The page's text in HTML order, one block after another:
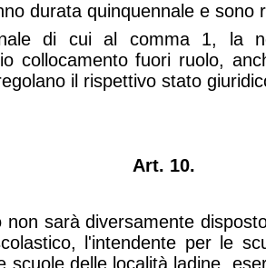
durata quinquennale e sono
di cui al comma 1, la
collocamento fuori ruolo,
il rispettivo stato
Art. 10.
non sarà diversamente
l'intendente per le
scuole delle località ladine,